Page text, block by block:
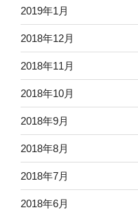
2019年1月
2018年12月
2018年11月
2018年10月
2018年9月
2018年8月
2018年7月
2018年6月